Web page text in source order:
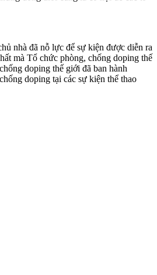
nhà đã nỗ lực để sự kiện được diễn ra
mà Tổ chức phòng, chống doping thế
doping thế giới đã ban hành
doping tại các sự kiện thể thao